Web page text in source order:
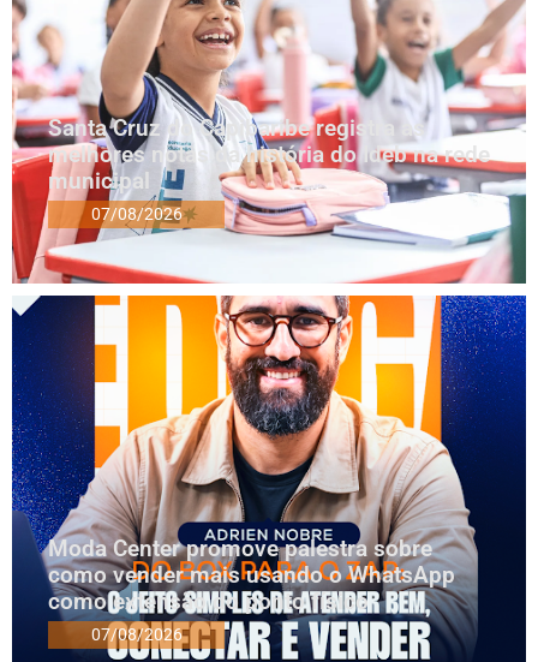
Santa Cruz do Capibaribe registra as
melhores notas da história do Ideb na rede
municipal
07/08/2026
Moda Center promove palestra sobre
como vender mais usando o WhatsApp
como extensão do ponto físico
07/08/2026